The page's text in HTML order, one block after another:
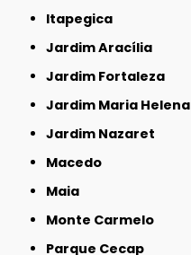
Itapegica
Jardim Aracília
Jardim Fortaleza
Jardim Maria Helena
Jardim Nazaret
Macedo
Maia
Monte Carmelo
Parque Cecap